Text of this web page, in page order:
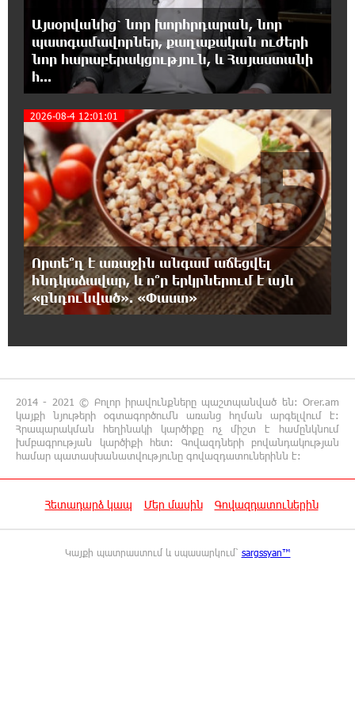
դեպքում մերժում են, իսկ մյուս դեպքում՝
համաձայնում․ Էդմոն Մարուքյան
14:34:48 7-08-2026
Այսօր ամոթի օր է, այսօր Էջմիածնում
14:26:23 7-08-2026
«Արտ Լանչ»-ն արդեն Միացյալ
Նահանգներում է․ նոր մասնաճյուղ Լոս
Անջելեսում
12:09:36 7-08-2026
Գրանադայում տեղի ունեցած քառակողմ
հանդիպումից հետո տարածված
հայտարարության մեջ Հայաստանի տարածքը 29800
քառակուսի կիլոմետր է. Դավիթ Ղազինյան
12:00:28 7-08-2026
Առաքելական Սուրբ Եկեղեցու
11:39:39 7-08-2026
Բարձր տեխնոլոգիաները զարգանում են
հանքարդյունաբերության շնորհիվ․ ԶՊՄԿ
11:18:51 7-08-2026
«Մտապահիր կենդանիներին» կրթական
Այսօրվանից՝ նոր խորհրդարան, նոր
պատգամավորներ, քաղաքական ուժերի
նոր հարաբերակցություն, և Հայաստանի
հ...
2026-08-4 12:01:01
Որտե՞ղ է առաջին անգամ աճեցվել
հնդկաձավար, և ո՞ր երկրներում է այն
«ընդունված». «Փաստ»
5
2014 - 2021 © Բոլոր իրավունքները պաշտպանված են: Orer.am
կայքի նյութերի օգտագործումն առանց հղման արգելվում է:
Հրապարակման հեղինակի կարծիքը ոչ միշտ է համընկնում
խմբագրության կարծիքի հետ: Գովազդների բովանդակության
համար պատասխանատվությունը գովազդատուներինն է:
Հետադարձ կապ Մեր մասին Գովազդատուներին
Կայքի պատրաստում և սպասարկում՝ sargssyan™